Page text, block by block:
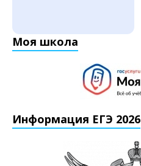
Моя школа
Информация ЕГЭ 2026